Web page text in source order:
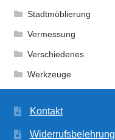
Stadtmöblierung
Vermessung
Verschiedenes
Werkzeuge
Kontakt
Widerrufsbelehrung